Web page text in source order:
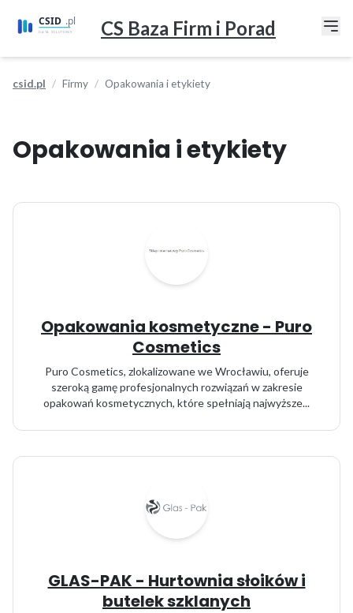
CS Baza Firm i Porad
csid.pl Firmy Opakowania i etykiety
Opakowania i etykiety
Opakowania kosmetyczne - Puro
Cosmetics
Puro Cosmetics, zlokalizowane we Wrocławiu, oferuje
szeroką gamę profesjonalnych rozwiązań w zakresie
opakowań kosmetycznych, które spełniają najwyższe...
GLAS-PAK - Hurtownia słoików i
butelek szklanych